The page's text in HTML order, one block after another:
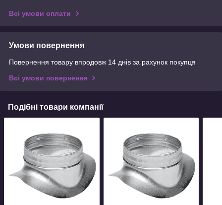
Всі умови оплати
Умови повернення
Повернення товару впродовж 14 днів за рахунок покупця
Всі умови повернення
Подібні товари компанії